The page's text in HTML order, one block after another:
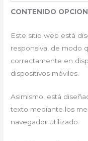
CONTENIDO
Este sitio web está
responsiva, de modo
correctamente en
dispositivos móviles.
Asimismo, está
texto mediante los
navegador utilizado.